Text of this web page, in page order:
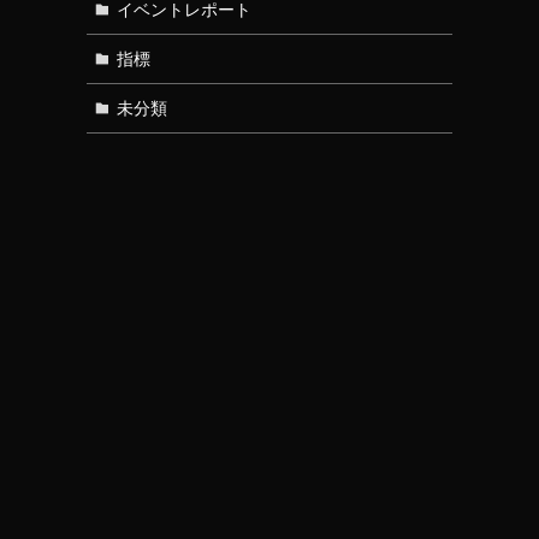
イベントレポート
指標
未分類